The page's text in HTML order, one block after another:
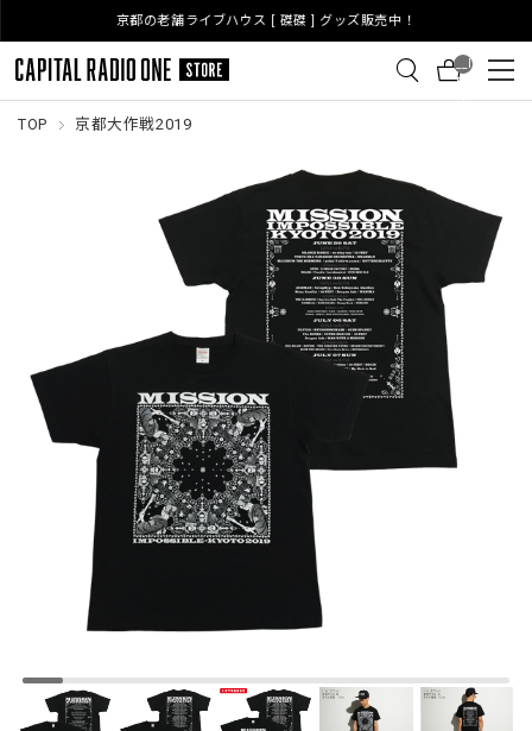
京都の老舗ライブハウス [ 磔磔 ] グッズ販売中！
__I
TM
_C
TOP 京都大作戦2019